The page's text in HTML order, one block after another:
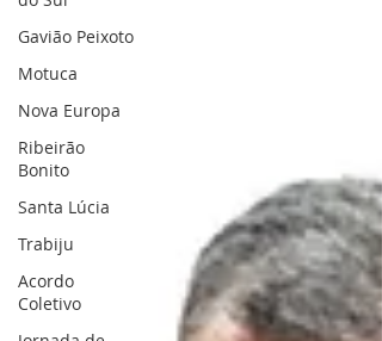
Gavião Peixoto
Motuca
Nova Europa
Ribeirão
Bonito
Santa Lúcia
Trabiju
Acordo
Coletivo